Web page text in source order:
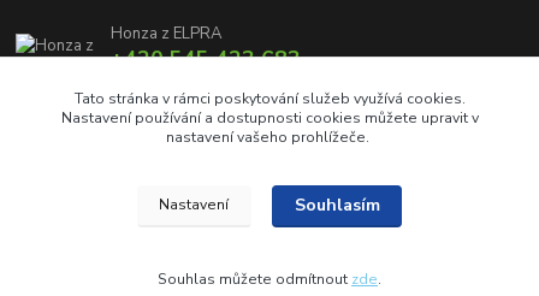
Honza z ELPRA
+420 545 423 683
info@elproprofi.cz
Tato stránka v rámci poskytování služeb využívá cookies.
Nastavení používání a dostupnosti cookies můžete upravit v
nastavení vašeho prohlížeče.
Nastavení Souhlasím
Souhlas můžete odmítnout zde.